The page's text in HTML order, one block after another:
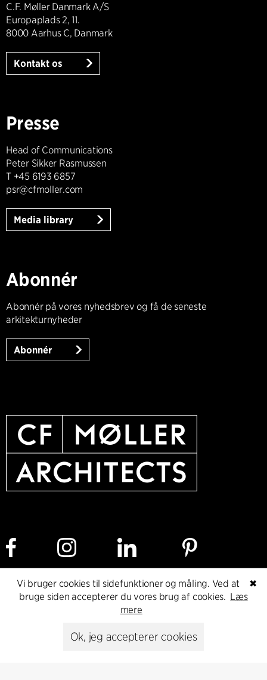
C.F. Møller Danmark A/S
Europaplads 2, 11.
8000 Aarhus C, Danmark
Kontakt os
Presse
Head of Communications
Peter Sikker Rasmussen
T +45 6193 6857
psr@cfmoller.com
Media library
Abonnér
Abonnér på vores nyhedsbrev og få de seneste
arkitekturnyheder
Abonnér
Cookie policy Dataetisk politik
Privacy policy
✖
Vi bruger cookies til sidefunktioner og måling. Ved at
bruge siden accepterer du vores brug af cookies. Læs
mere
Ok, jeg accepterer cookies